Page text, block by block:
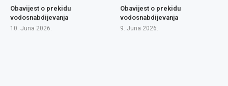
Obavijest o prekidu
vodosnabdijevanja
10. Juna 2026.
Obavijest o prekidu
vodosnabdijevanja
9. Juna 2026.